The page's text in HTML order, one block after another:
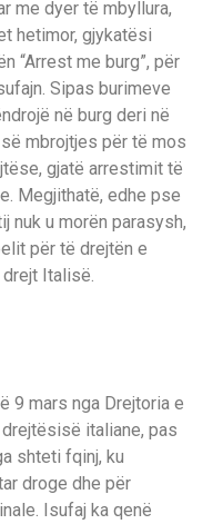
me dyer të mbyllura,
hetimor, gjykatësi
“Arrest me burg”, për
Sipas burimeve
në burg deri në
mbrojtjes për të mos
gjatë arrestimit të
Megjithatë, edhe pse
nuk u morën parasysh,
për të drejtën e
Italisë.
9 mars nga Drejtoria e
italiane, pas
shteti fqinj, ku
droge dhe për
Isufaj ka qenë